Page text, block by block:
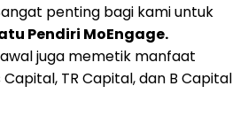
penting bagi kami untuk
Pendiri MoEngage.
juga memetik manfaat
TR Capital, dan B Capital